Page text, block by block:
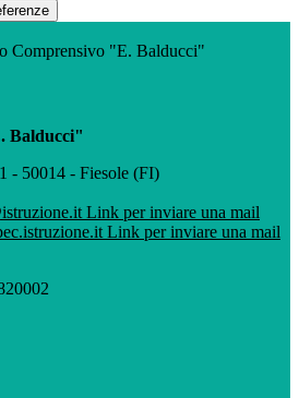
Comprensivo "E. Balducci"
Balducci"
- 50014 - Fiesole (FI)
Link per inviare una mail
Link per inviare una mail